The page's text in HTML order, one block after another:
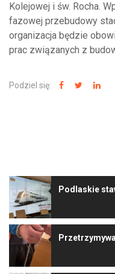
Kolejowej i św. Rocha.
fazowej przebudowy
organizacja będzie
prac związanych z
Podziel się:
Podlaskie